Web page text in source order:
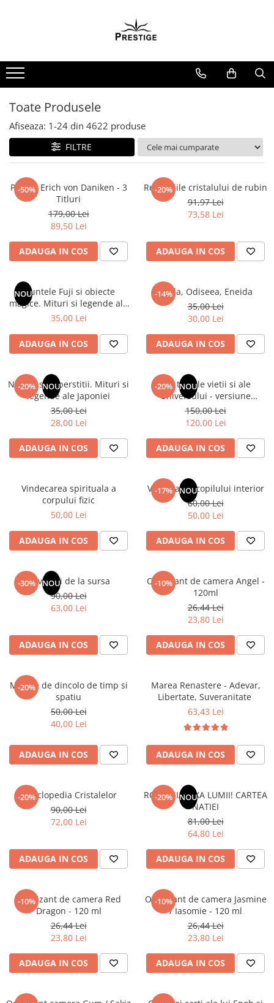
Noutati
Promotii
Spiritualitate - Ezoterism
AngelConnection
Arte Divinatorii
Chiromantie
Dezvoltare Spirituala
KidConnection
Minte Corp
New Illuminati Files
Numerologie
Paranormal
Parapsihologie
Ramtha
Audiobook
ReConnect
Religie
Crestinism
ScienceConnection
SelfConnect
Vindecare Spirituala
Sanatate
Gastronomik
MedConnect
Medicina & Farmacie
Medicina Pentru Toti
SealfHealing
Sport
Terapii Alternative
AudioBook
Beletristica
Carti erotice
Adult
Crime, Thriller, Mistery
Literatura Romana
Literatura Universala
Poezie
Romane de dragoste, Carti
romantice
Senzatii/Dragoste
Senzatii/Erotic
Senzatii/Suspans
Senzatii/Thriller
SF & Fantasy
Toate Produsele
Afiseaza: 1-24 din 4622 produse
FILTRE
-50%
Pachet Erich von Daniken - 3
Titluri
179,00 Lei
89,50 Lei
ADAUGA IN COS
-20%
Revelatiile cristalului de rubin
91,97 Lei
73,58 Lei
ADAUGA IN COS
NOUMuntele Fuji si obiecte
magice. Mituri si legende ale
Japoniei
35,00 Lei
ADAUGA IN COS
-14%
Iliada, Odiseea, Eneida
35,00 Lei
30,00 Lei
ADAUGA IN COS
-20% NOU
Natura si superstitii. Mituri si
legende ale Japoniei
35,00 Lei
28,00 Lei
ADAUGA IN COS
-20% NOU
Din tainele vietii si ale
Universului - versiune
originala din 1939. Volumele I-
III. Cutie de colectie -Scarlat
Demetrescu
150,00 Lei
120,00 Lei
ADAUGA IN COS
Vindecarea spirituala a
corpului fizic
50,00 Lei
ADAUGA IN COS
-17% NOU
Vindecarea copilului interior
60,00 Lei
50,00 Lei
ADAUGA IN COS
-30% NOU
Revelatii de la sursa
90,00 Lei
63,00 Lei
ADAUGA IN COS
-10%
Odorizant de camera Angel -
120ml
26,44 Lei
23,80 Lei
ADAUGA IN COS
-20%
Mesaje de dincolo de timp si
spatiu
50,00 Lei
40,00 Lei
ADAUGA IN COS
Marea Renastere - Adevar,
Libertate, Suveranitate
63,43 Lei
ADAUGA IN COS
-20%
Enciclopedia Cristalelor
90,00 Lei
72,00 Lei
ADAUGA IN COS
-20% NOU
ROMANIA, AXA LUMII! CARTEA
NATIEI
81,00 Lei
64,80 Lei
ADAUGA IN COS
-10%
Odorizant de camera Red
Dragon - 120 ml
26,44 Lei
23,80 Lei
ADAUGA IN COS
-10%
Odorizant de camera Jasmine
/ Iasomie - 120 ml
26,44 Lei
23,80 Lei
ADAUGA IN COS